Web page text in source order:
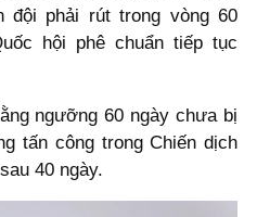
đội phải rút trong vòng 60
hội phê chuẩn tiếp tục
ngưỡng 60 ngày chưa bị
tấn công trong Chiến dịch
40 ngày.